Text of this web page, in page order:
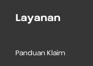
Layanan
Panduan Klaim